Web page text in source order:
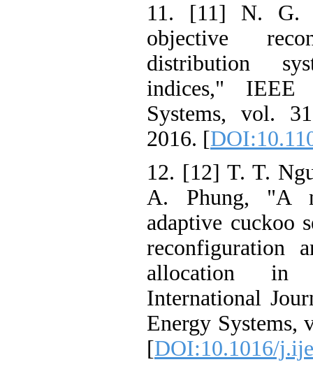
11. [11] N. G.
objective
distribution
indices," IEEE
Systems, vol.
2016. [
12. [12] T. T.
A. Phung, "A
adaptive cuckoo
reconfiguration
allocation in
International
Energy Systems,
[DOI:10.1016/